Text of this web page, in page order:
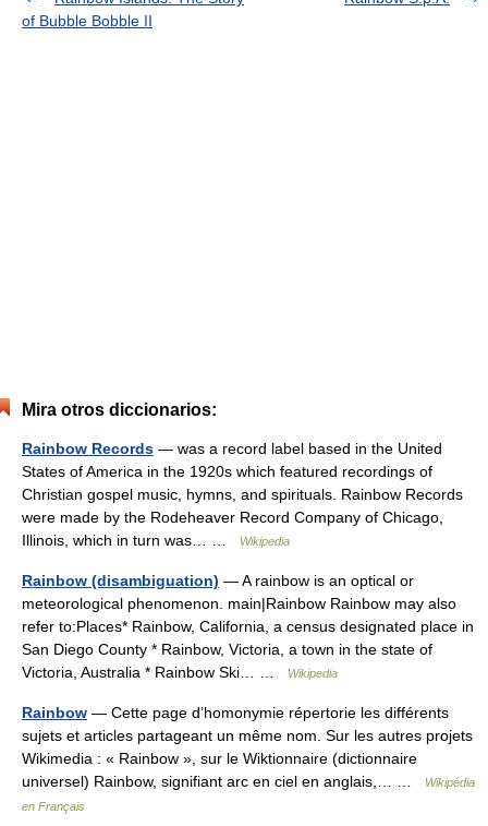
of Bubble Bobble II
Mira otros diccionarios:
Rainbow Records — was a record label based in the United
States of America in the 1920s which featured recordings of
Christian gospel music, hymns, and spirituals. Rainbow Records
were made by the Rodeheaver Record Company of Chicago,
Illinois, which in turn was… …
Wikipedia
Rainbow (disambiguation) — A rainbow is an optical or
meteorological phenomenon. main|Rainbow Rainbow may also
refer to:Places* Rainbow, California, a census designated place in
San Diego County * Rainbow, Victoria, a town in the state of
Victoria, Australia * Rainbow Ski… …
Wikipedia
Rainbow — Cette page d’homonymie répertorie les différents
sujets et articles partageant un même nom. Sur les autres projets
Wikimedia : « Rainbow », sur le Wiktionnaire (dictionnaire
universel) Rainbow, signifiant arc en ciel en anglais,… …
Wikipédia
en Français